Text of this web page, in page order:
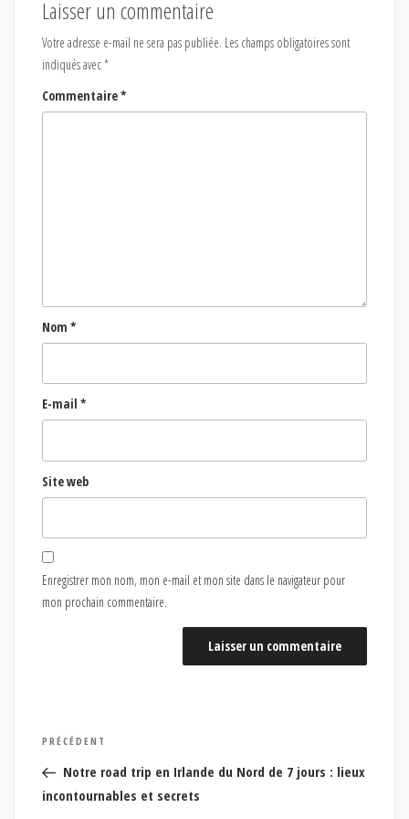
Laisser un commentaire
Votre adresse e-mail ne sera pas publiée. Les champs obligatoires sont
indiqués avec*
Commentaire*
Nom *
E-mail *
Site web
Enregistrer mon nom, mon e-mail et mon site dans le navigateur pour
mon prochain commentaire.
Navigation
de
l’article
Article
précédent
PRÉCÉDENT
Notre road trip en Irlande du Nord de 7 jours : lieux
incontournables et secrets